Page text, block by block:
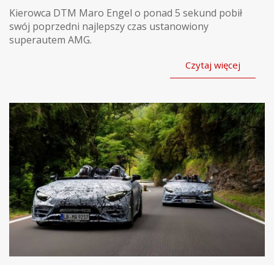
Kierowca DTM Maro Engel o ponad 5 sekund pobił
swój poprzedni najlepszy czas ustanowiony
superautem AMG.
Czytaj więcej